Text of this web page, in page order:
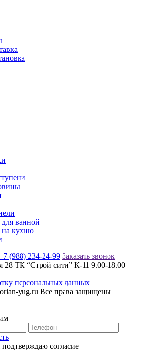
ванной
кухню
(988) 234-24-99 Заказать звонок
28 ТК “Строй сити” К-11 9.00-18.00
персональных данных
yug.ru Все права защищены
подтверждаю согласие